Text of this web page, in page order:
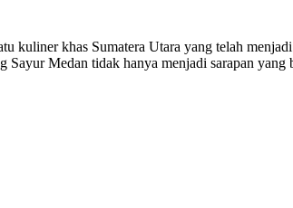
kuliner khas Sumatera Utara yang telah
Sayur Medan tidak hanya menjadi sarapan